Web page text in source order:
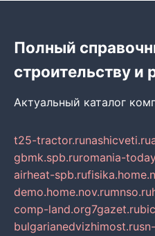
Полный
строительству и
Актуальный каталог
t25-tractor.runashicveti.ru
gbmk.spb.ruromania-
airheat-spb.ru
demo.home.nov.rumnso.ru
comp-land.org7gazet.ru
bulgarianedvizhimost.ru